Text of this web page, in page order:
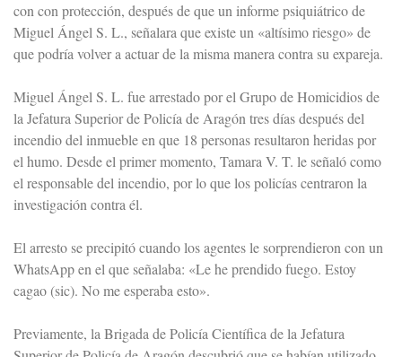
con con protección, después de que un informe psiquiátrico de
Miguel Ángel S. L., señalara que existe un «altísimo riesgo» de
que podría volver a actuar de la misma manera contra su expareja.
Miguel Ángel S. L. fue arrestado por el Grupo de Homicidios de
la Jefatura Superior de Policía de Aragón tres días después del
incendio del inmueble en que 18 personas resultaron heridas por
el humo. Desde el primer momento, Tamara V. T. le señaló como
el responsable del incendio, por lo que los policías centraron la
investigación contra él.
El arresto se precipitó cuando los agentes le sorprendieron con un
WhatsApp en el que señalaba: «Le he prendido fuego. Estoy
cagao (sic). No me esperaba esto».
Previamente, la Brigada de Policía Científica de la Jefatura